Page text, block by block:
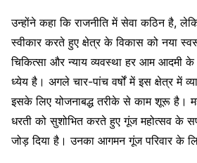
उन्होंने कहा कि राजनीति में सेवा कठिन है,
स्वीकार करते हुए क्षेत्र के विकास को नया
चिकित्सा और न्याय व्यवस्था हर आम आदमी के
ध्येय है। अगले चार-पांच वर्षों में इस क्षेत्र में
इसके लिए योजनाबद्ध तरीके से काम शूरू है।
धरती को सुशोभित करते हुए गूंज महोत्सव के
जोड़ दिया है। उनका आगमन गूंज परिवार के